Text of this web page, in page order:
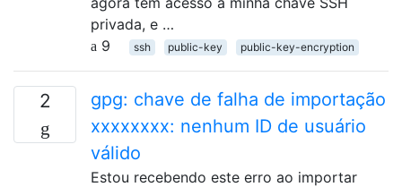
privada, e …
9
ssh public-key public-key-encryption
2
gpg: chave de falha de importação
xxxxxxxx: nenhum ID de usuário
válido
Estou recebendo este erro ao importar